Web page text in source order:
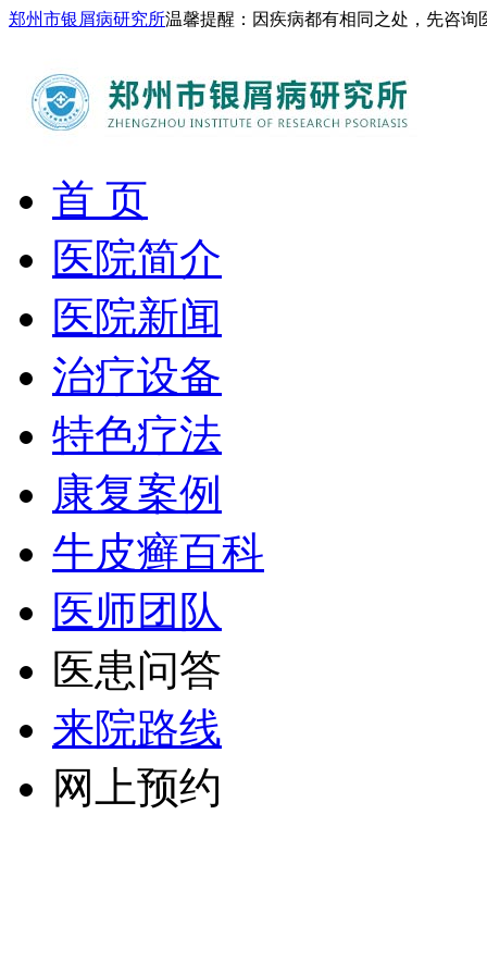
郑州市银屑病研究所温馨提醒：因疾病都有相同之处，先咨
首 页
医院简介
医院新闻
治疗设备
特色疗法
康复案例
牛皮癣百科
医师团队
医患问答
来院路线
网上预约